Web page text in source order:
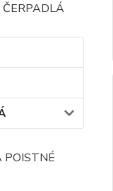
POISTNÉ